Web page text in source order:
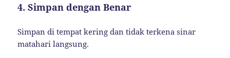
4. Simpan dengan Benar
Simpan di tempat kering dan tidak terkena sinar
matahari langsung.